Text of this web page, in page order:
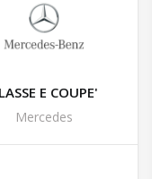
E COUPE'
Mercedes